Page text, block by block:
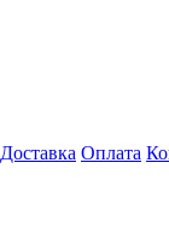
Доставка Оплата